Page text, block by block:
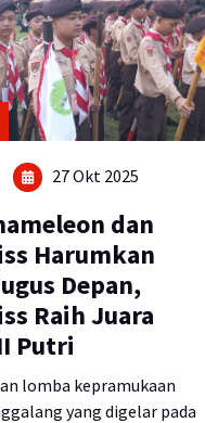
27 Okt 2025
dan
Harumkan
Depan,
Raih Juara
Putri
lomba kepramukaan
yang digelar pada